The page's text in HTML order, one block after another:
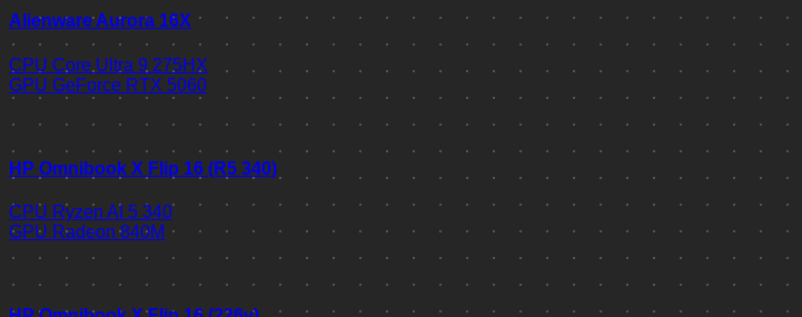
Alienware Aurora 16X
CPU Core Ultra 9 275HX
GPU GeForce RTX 5060
HP Omnibook X Flip 16 (R5 340)
CPU Ryzen AI 5 340
GPU Radeon 840M